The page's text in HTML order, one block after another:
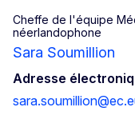
Cheffe de l'équipe
néerlandophone
Sara Soumillion
Adresse